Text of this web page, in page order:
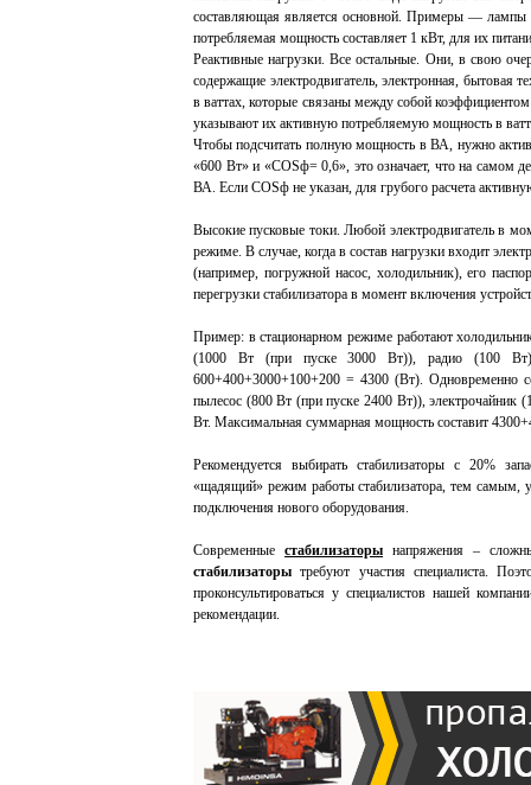
составляющая является основной. Примеры — лампы
потребляемая мощность составляет 1 кВт, для их
Реактивные нагрузки. Все остальные. Они, в свою
содержащие электродвигатель, электронная,
в ваттах, которые связаны между собой
указывают их активную потребляемую мощность в
Чтобы подсчитать полную мощность в ВА, нужно
«600 Вт» и «COSф= 0,6», это означает, что на самом
ВА. Если COSф не указан, для грубого расчета
Высокие пусковые токи. Любой электродвигатель в
режиме. В случае, когда в состав нагрузки входит
(например, погружной насос, холодильник), его
перегрузки стабилизатора в момент включения
Пример: в стационарном режиме работают
(1000 Вт (при пуске 3000 Вт)), радио (100 Вт),
600+400+3000+100+200 = 4300 (Вт). Одновременно
пылесос (800 Вт (при пуске 2400 Вт)), электрочайник
Вт. Максимальная суммарная мощность составит
Рекомендуется выбирать стабилизаторы с 20%
«щадящий» режим работы стабилизатора, тем самым,
подключения нового оборудования.
Современныестабилизаторы напряжения –
стабилизаторы требуют участия специалиста.
проконсультироваться у специалистов нашей
рекомендации.